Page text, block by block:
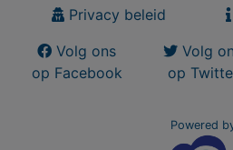
Privacy beleid
Volg ons
op Facebook
Volg
op
Powered